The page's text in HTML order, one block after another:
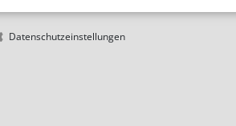
Datenschutzeinstellungen